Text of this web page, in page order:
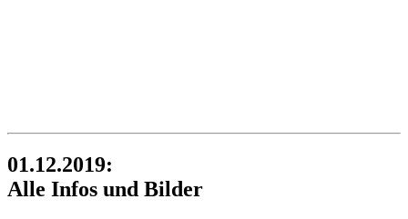
01.12.2019:
Alle Infos und Bilder